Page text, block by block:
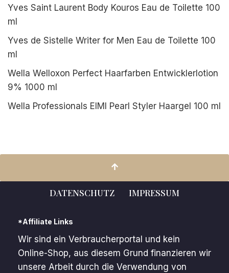
Yves Saint Laurent Body Kouros Eau de Toilette 100
ml
Yves de Sistelle Writer for Men Eau de Toilette 100
ml
Wella Welloxon Perfect Haarfarben Entwicklerlotion
9% 1000 ml
Wella Professionals EIMI Pearl Styler Haargel 100 ml
DATENSCHUTZ IMPRESSUM
*Affiliate Links
Wir sind ein Verbraucherportal und kein
Online-Shop, aus diesem Grund finanzieren wir
unsere Arbeit durch die Verwendung von